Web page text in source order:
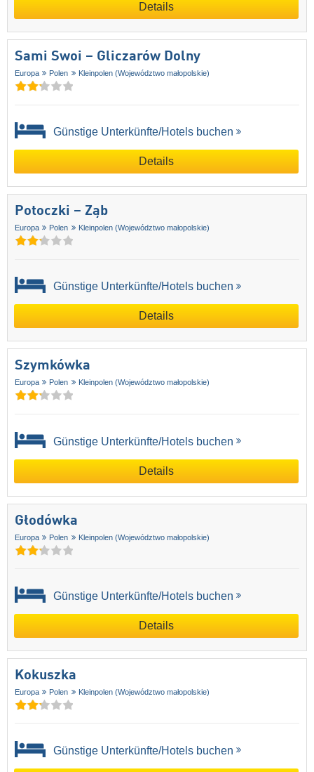
Details
Sami Swoi – Gliczarów Dolny
Europa Polen Kleinpolen (Województwo małopolskie)
Günstige Unterkünfte/Hotels buchen
Details
Potoczki – Ząb
Europa Polen Kleinpolen (Województwo małopolskie)
Günstige Unterkünfte/Hotels buchen
Details
Szymkówka
Europa Polen Kleinpolen (Województwo małopolskie)
Günstige Unterkünfte/Hotels buchen
Details
Głodówka
Europa Polen Kleinpolen (Województwo małopolskie)
Günstige Unterkünfte/Hotels buchen
Details
Kokuszka
Europa Polen Kleinpolen (Województwo małopolskie)
Günstige Unterkünfte/Hotels buchen